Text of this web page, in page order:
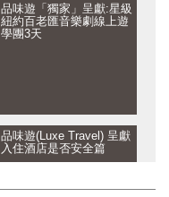
品味遊「獨家」呈獻:星級
紐約百老匯音樂劇線上遊
學團3天
品味遊(Luxe Travel) 呈獻
入住酒店是否安全篇